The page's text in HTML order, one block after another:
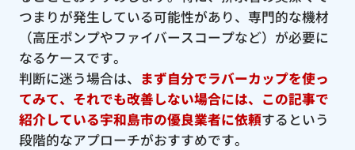
つまりが発生している可能性があり、専門的な機材
（高圧ポンプやファイバースコープなど）が必要に
なるケースです。
判断に迷う場合は、 まず自分でラバーカップを使っ
てみて、それでも改善しない場合には、この記事で
紹介している宇和島市の優良業者に依頼するという
段階的なアプローチがおすすめです。